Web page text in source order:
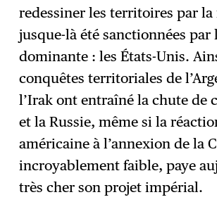
redessiner les territoires par la
jusque-là été sanctionnées par
dominante : les États-Unis.
conquêtes territoriales de
l’Irak ont entraîné la chute de
et la Russie, même si la
américaine à l’annexion de la
incroyablement faible, paye
très cher son projet impérial.